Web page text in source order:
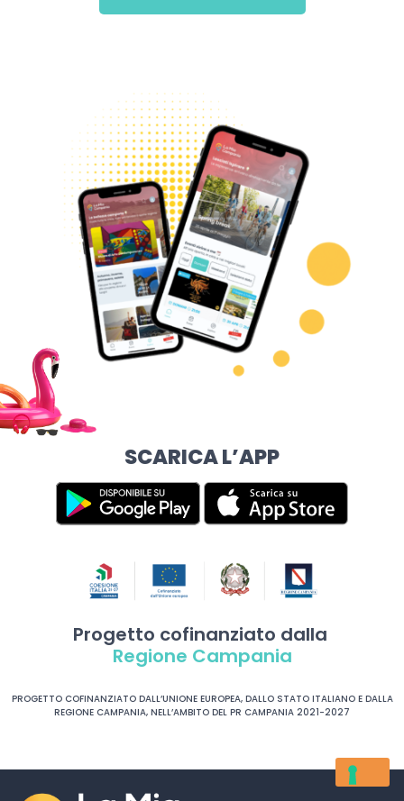
SCARICA L’APP
Progetto cofinanziato dalla
Regione Campania
PROGETTO COFINANZIATO DALL’UNIONE EUROPEA, DALLO STATO ITALIANO E DALLA
REGIONE CAMPANIA, NELL’AMBITO DEL PR CAMPANIA 2021-2027